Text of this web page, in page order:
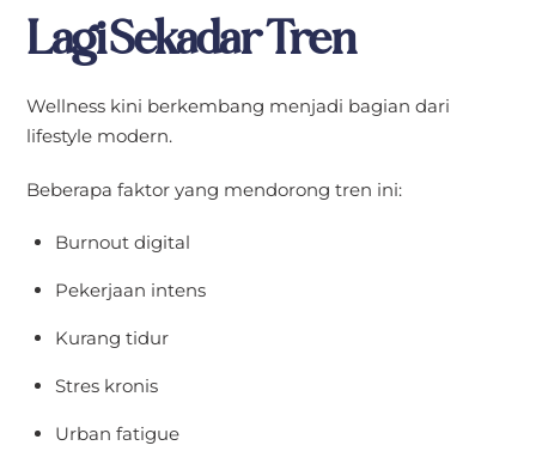
Lagi Sekadar Tren
Wellness kini berkembang menjadi bagian dari
lifestyle modern.
Beberapa faktor yang mendorong tren ini:
Burnout digital
Pekerjaan intens
Kurang tidur
Stres kronis
Urban fatigue